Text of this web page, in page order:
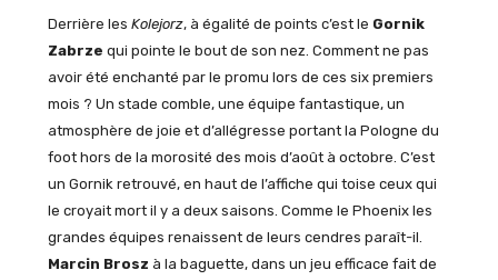
Derrière les Kolejorz, à égalité de points c’est le Gornik
Zabrze qui pointe le bout de son nez. Comment ne pas
avoir été enchanté par le promu lors de ces six premiers
mois ? Un stade comble, une équipe fantastique, un
atmosphère de joie et d’allégresse portant la Pologne du
foot hors de la morosité des mois d’août à octobre. C’est
un Gornik retrouvé, en haut de l’affiche qui toise ceux qui
le croyait mort il y a deux saisons. Comme le Phoenix les
grandes équipes renaissent de leurs cendres paraît-il.
Marcin Brosz à la baguette, dans un jeu efficace fait de